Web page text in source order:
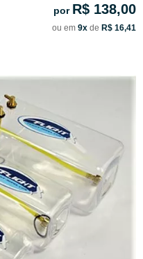
por R$ 138,00
ou em 9x de R$ 16,41